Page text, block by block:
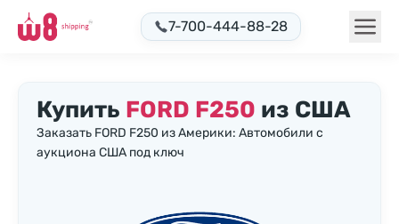
7-700-444-88-28
Купить FORD F250 из США
Заказать FORD F250 из Америки: Автомобили с
аукциона США под ключ